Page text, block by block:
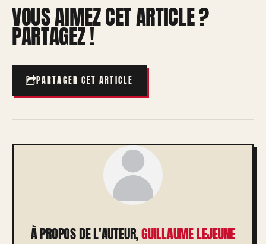
VOUS AIMEZ CET ARTICLE ?
PARTAGEZ !
PARTAGER CET ARTICLE
À PROPOS DE L'AUTEUR,GUILLAUME LEJEUNE